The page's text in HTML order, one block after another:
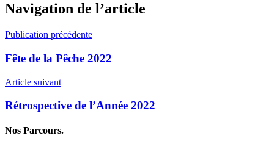
Navigation de l’article
Publication précédente
Fête de la Pêche 2022
Article suivant
Rétrospective de l’Année 2022
Nos Parcours.